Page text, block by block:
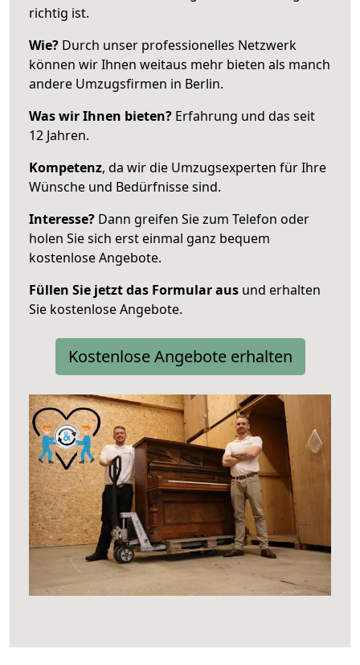
richtig ist.
Wie? Durch unser professionelles Netzwerk
können wir Ihnen weitaus mehr bieten als manch
andere Umzugsfirmen in Berlin.
Was wir Ihnen bieten? Erfahrung und das seit
12 Jahren.
Kompetenz, da wir die Umzugsexperten für Ihre
Wünsche und Bedürfnisse sind.
Interesse? Dann greifen Sie zum Telefon oder
holen Sie sich erst einmal ganz bequem
kostenlose Angebote.
Füllen Sie jetzt das Formular aus und erhalten
Sie kostenlose Angebote.
Kostenlose Angebote erhalten